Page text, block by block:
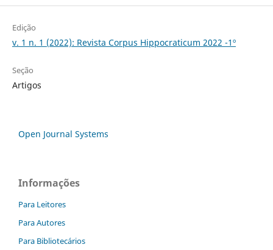
Edição
v. 1 n. 1 (2022): Revista Corpus Hippocraticum 2022 -1º
Seção
Artigos
Open Journal Systems
Informações
Para Leitores
Para Autores
Para Bibliotecários